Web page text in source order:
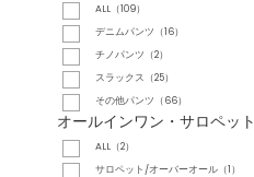
ALL（109）
デニムパンツ（16）
チノパンツ（2）
スラックス（25）
その他パンツ（66）
オールインワン・サロペット
ALL（2）
サロペット/オーバーオール（1）